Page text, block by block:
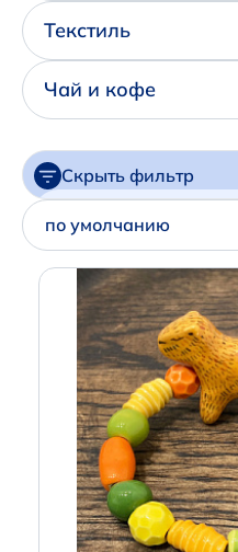
Написать
+7 (925)
,
+7 (926)
Текстиль
Чай и кофе
Скрыть фильтр
Артикул
Производитель
по умолчанию